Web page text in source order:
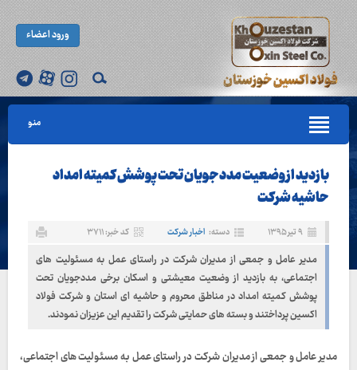
ورود اعضاء
منو
بازدید از وضعیت مددجویان تحت پوشش کمیته امداد
حاشیه شرکت
۹ تیر ۱۳۹۵ دسته: اخبار شرکت کد خبر: ۳۷۱۱
مدیر عامل و جمعی از مدیران شرکت در راستای عمل به مسئولیت های
اجتماعی، به بازدید از وضعیت معیشتی و اسکان برخی مددجویان تحت
پوشش کمیته امداد در مناطق محروم و حاشیه ای استان و شرکت فولاد
اکسین پرداختند و بسته های حمایتی شرکت را تقدیم این عزیزان نمودند.
مدیر عامل و جمعی از مدیران شرکت در راستای عمل به مسئولیت های اجتماعی،